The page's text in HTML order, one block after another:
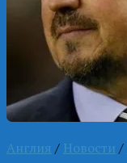
Англия / Новости /